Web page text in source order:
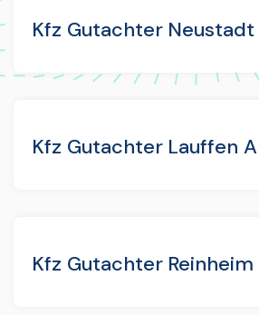
Kfz Gutachter Neustadt
Kfz Gutachter Lauffen
Kfz Gutachter Reinheim